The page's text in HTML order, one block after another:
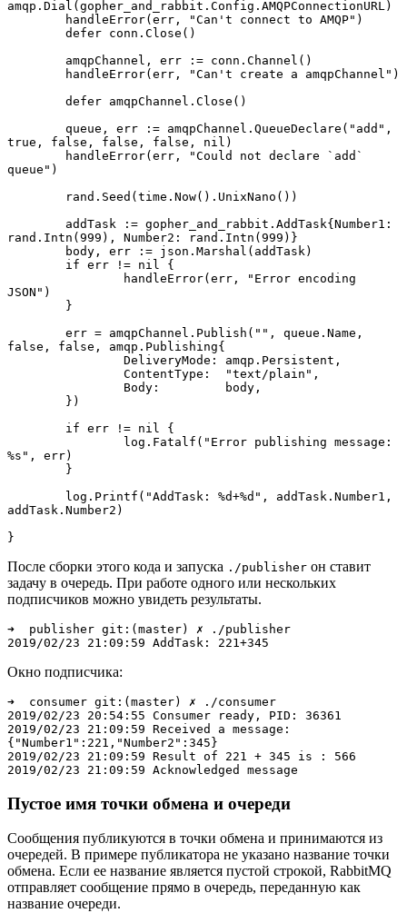
amqp.Dial(gopher_and_rabbit.Config.AMQPConnectionURL)
true, false, false, false, nil)
queue")
rand.Intn(999), Number2: rand.Intn(999)}
JSON")
false, false, amqp.Publishing{
%s", err)
addTask.Number2)
}
После сборки этого кода и запуска ./publisher он ставит
задачу в очередь. При работе одного или нескольких
подписчиков можно увидеть результаты.
➜  publisher git:(master) ✗ ./publisher
2019/02/23 21:09:59 AddTask: 221+345
Окно подписчика:
➜  consumer git:(master) ✗ ./consumer
2019/02/23 20:54:55 Consumer ready, PID: 36361
2019/02/23 21:09:59 Received a message:
{"Number1":221,"Number2":345}
2019/02/23 21:09:59 Result of 221 + 345 is : 566
2019/02/23 21:09:59 Acknowledged message
Пустое имя точки обмена и очереди
Сообщения публикуются в точки обмена и принимаются из
очередей. В примере публикатора не указано название точки
обмена. Если ее название является пустой строкой, RabbitMQ
отправляет сообщение прямо в очередь, переданную как
название очереди.